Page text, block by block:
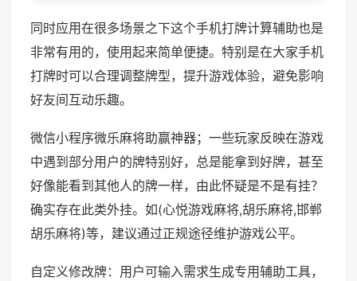
同时应用在很多场景之下这个手机打牌计算辅助也是
非常有用的，使用起来简单便捷。特别是在大家手机
打牌时可以合理调整牌型，提升游戏体验，避免影响
好友间互动乐趣。
微信小程序微乐麻将助赢神器；一些玩家反映在游戏
中遇到部分用户的牌特别好，总是能拿到好牌，甚至
好像能看到其他人的牌一样，由此怀疑是不是有挂？
确实存在此类外挂。如(心悦游戏麻将,胡乐麻将,邯郸
胡乐麻将)等，建议通过正规途径维护游戏公平。
自定义修改牌：用户可输入需求生成专用辅助工具，